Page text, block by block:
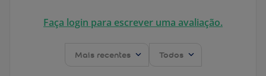
Faça login para escrever uma avaliação.
Mais recentes Todos